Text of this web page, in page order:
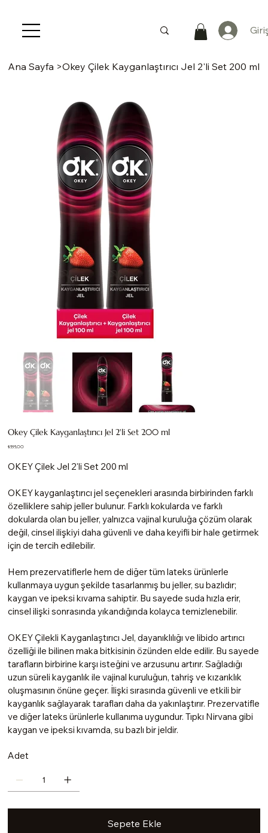
Ana Sayfa >Okey Çilek Kayganlaştırıcı Jel 2'li Set 200 ml
Okey Çilek Kayganlaştırıcı Jel 2'li Set 200 ml
Fiyat
₺595,00
OKEY Çilek Jel 2'li Set 200 ml
OKEY kayganlaştırıcı jel seçenekleri arasında birbirinden farklı
özelliklere sahip jeller bulunur. Farklı kokularda ve farklı
dokularda olan bu jeller, yalnızca vajinal kuruluğa çözüm olarak
değil, cinsel ilişkiyi daha güvenli ve daha keyifli bir hale getirmek
için de tercih edilebilir.
Hem prezervatiflerle hem de diğer tüm lateks ürünlerle
kullanmaya uygun şekilde tasarlanmış bu jeller, su bazlıdır;
kaygan ve ipeksi kıvama sahiptir. Bu sayede suda hızla erir,
cinsel ilişki sonrasında yıkandığında kolayca temizlenebilir.
OKEY Çilekli Kayganlaştırıcı Jel, dayanıklılığı ve libido artırıcı
özelliği ile bilinen maka bitkisinin özünden elde edilir. Bu sayede
tarafların birbirine karşı isteğini ve arzusunu artırır. Sağladığı
uzun süreli kayganlık ile vajinal kuruluğun, tahriş ve kızarıklık
oluşmasının önüne geçer. İlişki sırasında güvenli ve etkili bir
kayganlık sağlayarak tarafları daha da yakınlaştırır. Prezervatifle
ve diğer lateks ürünlerle kullanıma uygundur. Tıpkı Nirvana gibi
kaygan ve ipeksi kıvamda, su bazlı bir jeldir.
Adet
Sepete Ekle